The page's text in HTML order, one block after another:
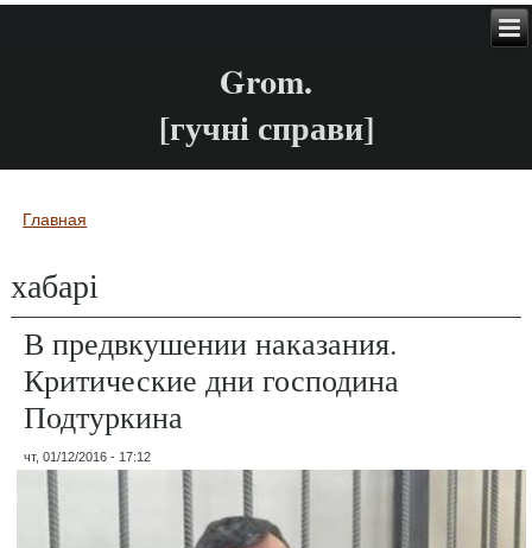
Grom.
[гучні справи]
Вы здесь
Главная
хабарі
В предвкушении наказания.
Критические дни господина
Подтуркина
чт, 01/12/2016 - 17:12